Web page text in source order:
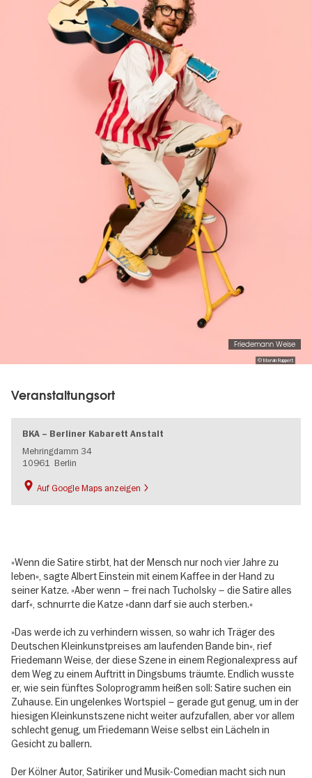
© Marvin Ruppert
Friedemann Weise
Veranstaltungsort
BKA – Berliner Kabarett Anstalt
Mehringdamm 34
10961
Berlin
Auf Google Maps anzeigen
»Wenn die Satire stirbt, hat der Mensch nur noch vier Jahre zu
leben«, sagte Albert Einstein mit einem Kaffee in der Hand zu
seiner Katze. »Aber wenn – frei nach Tucholsky – die Satire alles
darf«, schnurrte die Katze »dann darf sie auch sterben.«
»Das werde ich zu verhindern wissen, so wahr ich Träger des
Deutschen Kleinkunstpreises am laufenden Bande bin«, rief
Friedemann Weise, der diese Szene in einem Regionalexpress auf
dem Weg zu einem Auftritt in Dingsbums träumte. Endlich wusste
er, wie sein fünftes Soloprogramm heißen soll: Satire suchen ein
Zuhause. Ein ungelenkes Wortspiel – gerade gut genug, um in der
hiesigen Kleinkunstszene nicht weiter aufzufallen, aber vor allem
schlecht genug, um Friedemann Weise selbst ein Lächeln in
Gesicht zu ballern.
Der Kölner Autor, Satiriker und Musik-Comedian macht sich nun